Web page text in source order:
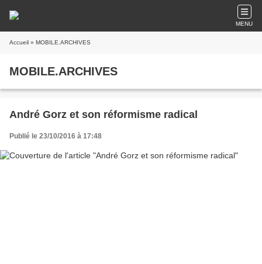
MENU
Accueil » MOBILE.ARCHIVES
MOBILE.ARCHIVES
André Gorz et son réformisme radical
Publié le 23/10/2016 à 17:48